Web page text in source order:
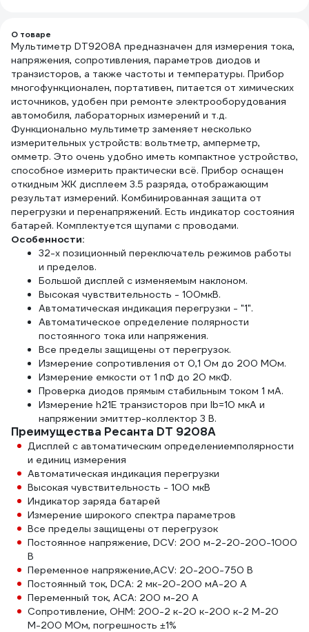
О товаре
Мультиметр DT9208A предназначен для измерения тока,
напряжения, сопротивления, параметров диодов и
транзисторов, а также частоты и температуры. Прибор
многофункционален, портативен, питается от химических
источников, удобен при ремонте электрооборудования
автомобиля, лабораторных измерений и т.д.
Функционально мультиметр заменяет несколько
измерительных устройств: вольтметр, амперметр,
омметр. Это очень удобно иметь компактное устройство,
способное измерить практически всё. Прибор оснащен
откидным ЖК дисплеем 3.5 разряда, отображающим
результат измерений. Комбинированная защита от
перегрузки и перенапряжений. Есть индикатор состояния
батарей. Комплектуется щупами с проводами.
Особенности:
32-х позиционный переключатель режимов работы
и пределов.
Большой дисплей с изменяемым наклоном.
Высокая чувствительность - 100мкВ.
Автоматическая индикация перегрузки - "1".
Автоматическое определение полярности
постоянного тока или напряжения.
Все пределы защищены от перегрузок.
Измерение сопротивления от 0,1 Ом до 200 МОм.
Измерение емкости от 1 пФ до 20 мкФ.
Проверка диодов прямым стабильным током 1 мА.
Измерение h21E транзисторов при Ib=10 мкА и
напряжении эмиттер-коллектор 3 В.
Преимущества Ресанта DT 9208A
Дисплей с автоматическим определениемполярности
и единиц измерения
Автоматическая индикация перегрузки
Высокая чувствительность - 100 мкВ
Индикатор заряда батарей
Измерение широкого спектра параметров
Все пределы защищены от перегрузок
Постоянное напряжение, DCV: 200 м-2-20-200-1000
В
Переменное напряжение,ACV: 20-200-750 В
Постоянный ток, DCA: 2 мк-20-200 мА-20 А
Переменный ток, АСА: 200 м-20 А
Сопротивление, OHM: 200-2 к-20 к-200 к-2 М-20
М-200 МОм, погрешность ±1%